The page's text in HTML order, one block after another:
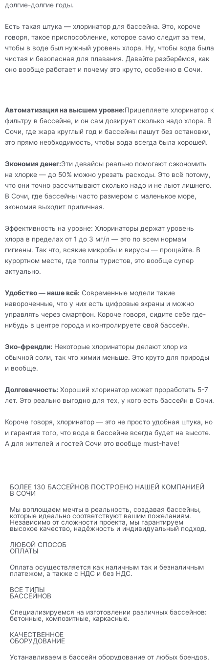
долгие-долгие годы.
Есть такая штука — хлоринатор для бассейна. Это, короче
говоря, такое приспособление, которое само следит за тем,
чтобы в воде был нужный уровень хлора. Ну, чтобы вода была
чистая и безопасная для плавания. Давайте разберёмся, как
оно вообще работает и почему это круто, особенно в Сочи.
Автоматизация на высшем уровне:Прицепляете хлоринатор к
фильтру в бассейне, и он сам дозирует сколько надо хлора. В
Сочи, где жара круглый год и бассейны пашут без остановки,
это прямо необходимость, чтобы вода всегда была хорошей.
Экономия денег:Эти девайсы реально помогают сэкономить
на хлорке — до 50% можно урезать расходы. Это всё потому,
что они точно рассчитывают сколько надо и не льют лишнего.
В Сочи, где бассейны часто размером с маленькое море,
экономия выходит приличная.
Эффективность на уровне: Хлоринаторы держат уровень
хлора в пределах от 1 до 3 мг/л — это по всем нормам
гигиены. Так что, всякие микробы и вирусы — прощайте. В
курортном месте, где толпы туристов, это вообще супер
актуально.
Удобство — наше всё: Современные модели такие
навороченные, что у них есть цифровые экраны и можно
управлять через смартфон. Короче говоря, сидите себе где-
нибудь в центре города и контролируете свой бассейн.
Эко-френдли: Некоторые хлоринаторы делают хлор из
обычной соли, так что химии меньше. Это круто для природы
и вообще.
Долговечность: Хороший хлоринатор может проработать 5-7
лет. Это реально выгодно для тех, у кого есть бассейн в Сочи.
Короче говоря, хлоринатор — это не просто удобная штука, но
и гарантия того, что вода в бассейне всегда будет на высоте.
А для жителей и гостей Сочи это вообще must-have!
БОЛЕЕ 130 БАССЕЙНОВ ПОСТРОЕНО НАШЕЙ КОМПАНИЕЙ
В СОЧИ
Мы воплощаем мечты в реальность, создавая бассейны,
которые идеально соответствуют вашим пожеланиям.
Независимо от сложности проекта, мы гарантируем
высокое качество, надёжность и индивидуальный подход.
ЛЮБОЙ СПОСОБ
ОПЛАТЫ
Оплата осуществляется как наличным так и безналичным
платежом, а также с НДС и без НДС.
ВСЕ ТИПЫ
БАССЕЙНОВ
Специализируемся на изготовлении различных бассейнов:
бетонные, композитные, каркасные.
КАЧЕСТВЕННОЕ
ОБОРУДОВАНИЕ
Устанавливаем в бассейн оборудование от любых брендов,